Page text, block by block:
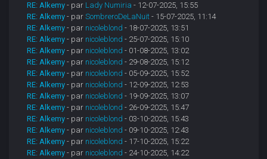
RE: Alkemy - par Lady Numiria - 12-07-2025, 15:55
RE: Alkemy - parSombreroDeLaNuit - 15-07-2025, 11:14
RE: Alkemy - par nicoleblond - 18-07-2025, 13:51
RE: Alkemy - par nicoleblond - 25-07-2025, 15:10
RE: Alkemy - par nicoleblond - 01-08-2025, 13:02
RE: Alkemy - par nicoleblond - 29-08-2025, 15:12
RE: Alkemy - par nicoleblond - 05-09-2025, 15:52
RE: Alkemy - par nicoleblond - 12-09-2025, 12:53
RE: Alkemy - par nicoleblond - 19-09-2025, 13:07
RE: Alkemy - par nicoleblond - 26-09-2025, 15:47
RE: Alkemy - par nicoleblond - 03-10-2025, 15:43
RE: Alkemy - par nicoleblond - 09-10-2025, 12:43
RE: Alkemy - par nicoleblond - 17-10-2025, 15:22
RE: Alkemy - par nicoleblond - 24-10-2025, 14:22